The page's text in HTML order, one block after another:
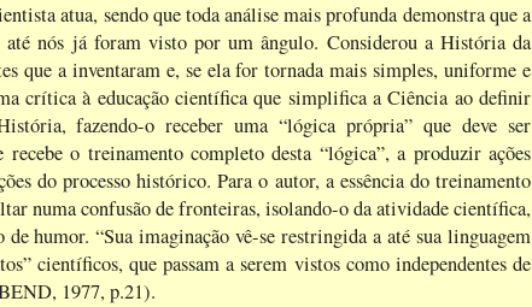
atua, sendo que toda análise mais profunda demonstra que a
até nós já foram visto por um ângulo. Considerou a História da
que a inventaram e, se ela for tornada mais simples, uniforme e
crítica à educação científica que simplifica a Ciência ao definir
fazendo-o receber uma “lógica própria” que deve ser
o treinamento completo desta “lógica”, a produzir ações
do processo histórico. Para o autor, a essência do treinamento
numa confusão de fronteiras, isolando-o da atividade científica,
humor. “Sua imaginação vê-se restringida a até sua linguagem
científicos, que passam a serem vistos como independentes de
1977, p.21).